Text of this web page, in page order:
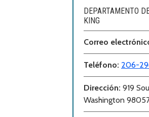
DEPARTAMENTO
KING
Correo electró
Teléfono: 206-
Dirección: 919
Washington